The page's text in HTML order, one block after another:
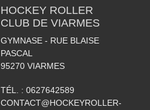
HOCKEY ROLLER
CLUB DE VIARMES
GYMNASE - RUE BLAISE
PASCAL
95270 VIARMES
TÉL. : 0627642589
CONTACT@HOCKEYROLLER-